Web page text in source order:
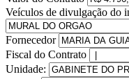
Veículos de divulgação do
Fornecedor
Fiscal do Contrato
Unidade: